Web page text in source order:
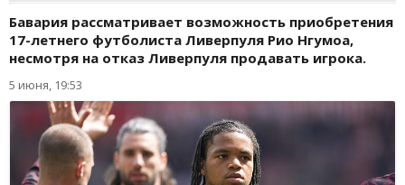
Бавария рассматривает возможность приобретения
17-летнего футболиста Ливерпуля Рио Нгумоа,
несмотря на отказ Ливерпуля продавать игрока.
5 июня, 19:53